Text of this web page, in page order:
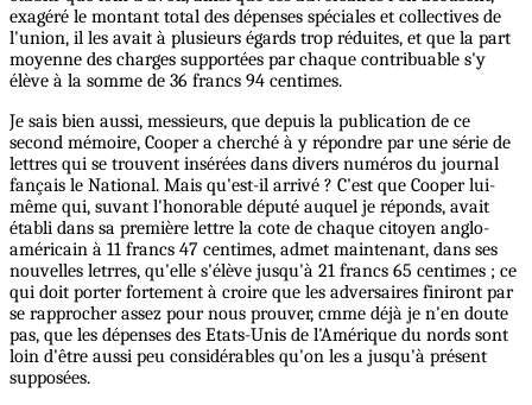
exagéré le montant total des dépenses spéciales et collectives de
l'union, il les avait à plusieurs égards trop réduites, et que la part
moyenne des charges supportées par chaque contribuable s'y
élève à la somme de 36 francs 94 centimes.
Je sais bien aussi, messieurs, que depuis la publication de ce
second mémoire, Cooper a cherché à y répondre par une série de
lettres qui se trouvent insérées dans divers numéros du journal
fançais le National. Mais qu'est-il arrivé ? C'est que Cooper lui-
même qui, suvant l'honorable député auquel je réponds, avait
établi dans sa première lettre la cote de chaque citoyen anglo-
américain à 11 francs 47 centimes, admet maintenant, dans ses
nouvelles letrres, qu'elle s'élève jusqu'à 21 francs 65 centimes ; ce
qui doit porter fortement à croire que les adversaires finiront par
se rapprocher assez pour nous prouver, cmme déjà je n'en doute
pas, que les dépenses des Etats-Unis de l'Amérique du nords sont
loin d'être aussi peu considérables qu'on les a jusqu'à présent
supposées.